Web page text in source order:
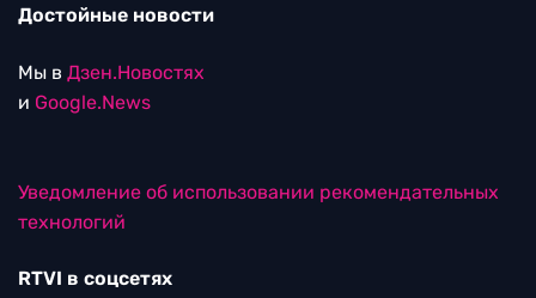
Достойные новости
Мы в Дзен.Новостях
и Google.News
Уведомление об использовании рекомендательных
технологий
RTVI в соцсетях